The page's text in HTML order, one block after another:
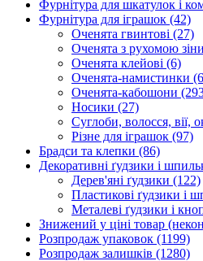
Фурнітура для шкатулок і
Фурнітура для іграшок (42)
Оченята гвинтові (27)
Оченята з рухомою
Оченята клейові (6)
Оченята-намистинки
Оченята-кабошони
Носики (27)
Суглоби, волосся, вії,
Різне для іграшок (97)
Брадси та клепки (86)
Декоративні ґудзики і
Дерев'яні ґудзики (122)
Пластикові ґудзики і
Металеві ґудзики і
Знижений у ціні товар
Розпродаж упаковок (1199)
Розпродаж залишків (1280)